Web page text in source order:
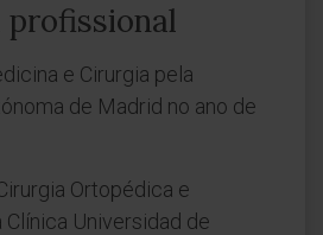
e Cirurgia pela
de Madrid no ano de
Ortopédica e
Clínica Universidad de